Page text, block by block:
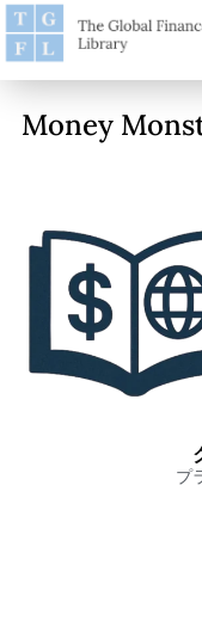
Money
プ